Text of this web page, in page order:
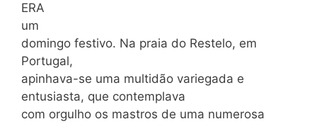
ERA
um
domingo festivo. Na praia do Restelo, em
Portugal,
apinhava-se uma multidão variegada e
entusiasta, que contemplava
com orgulho os mastros de uma numerosa